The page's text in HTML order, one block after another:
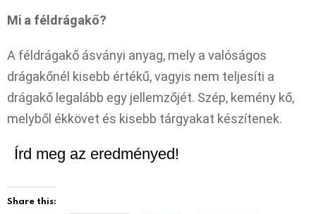
Mi a féldrágakő?
A féldrágakő ásványi anyag, mely a valóságos
drágakőnél kisebb értékű, vagyis nem teljesíti a
drágakő legalább egy jellemzőjét. Szép, kemény kő,
melyből ékkövet és kisebb tárgyakat készítenek.
Írd meg az eredményed!
Share this: